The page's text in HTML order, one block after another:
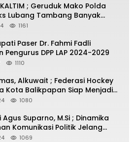
KALTIM ; Geruduk Mako Polda
Lubang Tambang Banyak
1161
Paser Dr. Fahmi Fadli
Pengurus DPP LAP 2024-2029
1110
Alkuwait ; Federasi Hockey
Kota Balikpapan Siap Menjadi
Prestasi Di Kaltim
1080
Agus Suparno, M.Si ; Dinamika
Komunikasi Politik Jelang
2024
1069